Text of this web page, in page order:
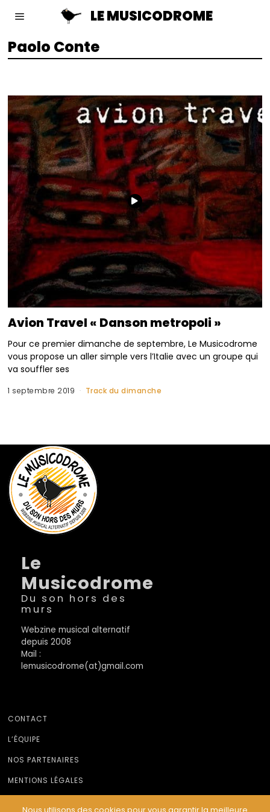
LE MUSICODROME
Paolo Conte
Avion Travel « Danson metropoli »
Pour ce premier dimanche de septembre, Le Musicodrome
vous propose un aller simple vers l’Italie avec un groupe qui
va souffler ses
1 septembre 2019 Track du dimanche
Le
Musicodrome
Du son hors des
murs
Webzine musical alternatif
depuis 2008
Mail :
lemusicodrome(at)gmail.com
CONTACT
L’ÉQUIPE
NOS PARTENAIRES
MENTIONS LÉGALES